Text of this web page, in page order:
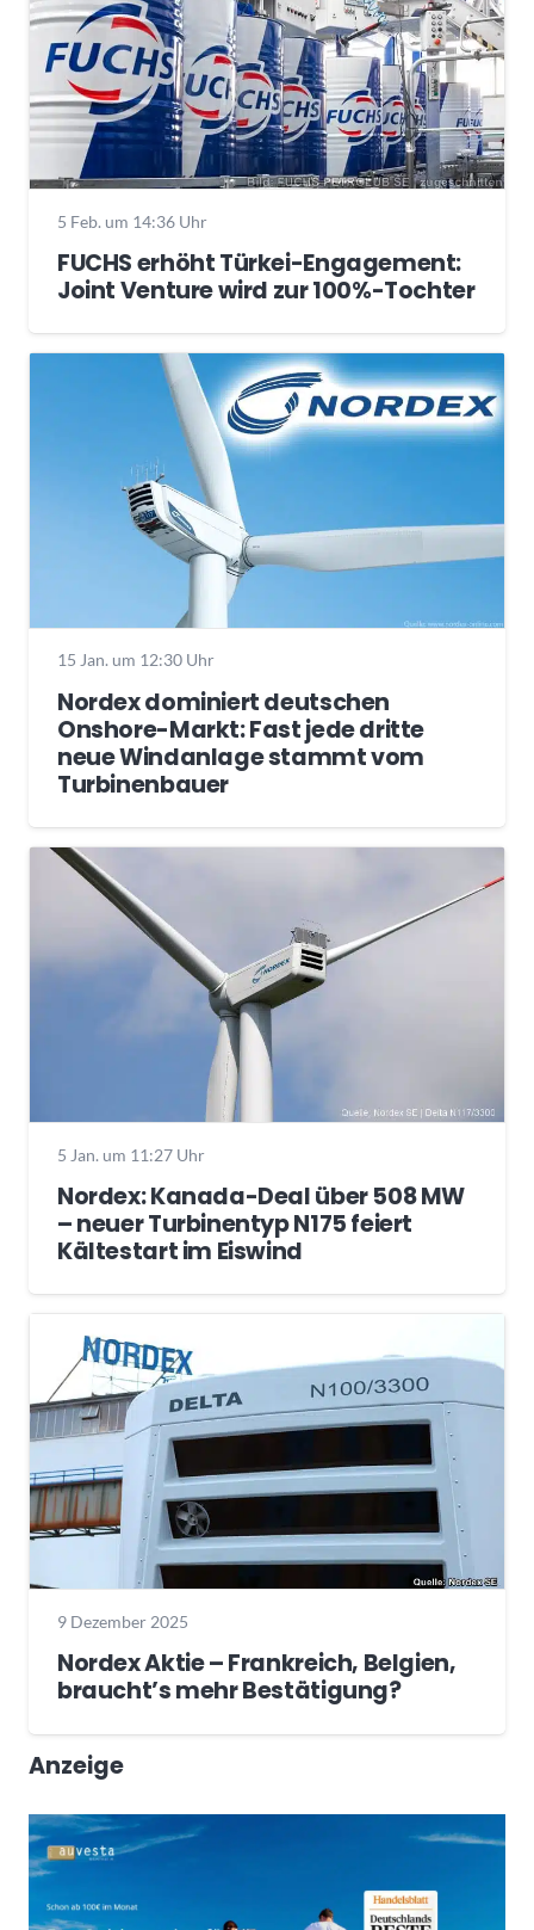
5 Feb. um 14:36 Uhr
FUCHS erhöht Türkei-Engagement:
Joint Venture wird zur 100%-Tochter
15 Jan. um 12:30 Uhr
Nordex dominiert deutschen
Onshore-Markt: Fast jede dritte
neue Windanlage stammt vom
Turbinenbauer
5 Jan. um 11:27 Uhr
Nordex: Kanada-Deal über 508 MW
– neuer Turbinentyp N175 feiert
Kältestart im Eiswind
9 Dezember 2025
Nordex Aktie – Frankreich, Belgien,
braucht’s mehr Bestätigung?
Anzeige